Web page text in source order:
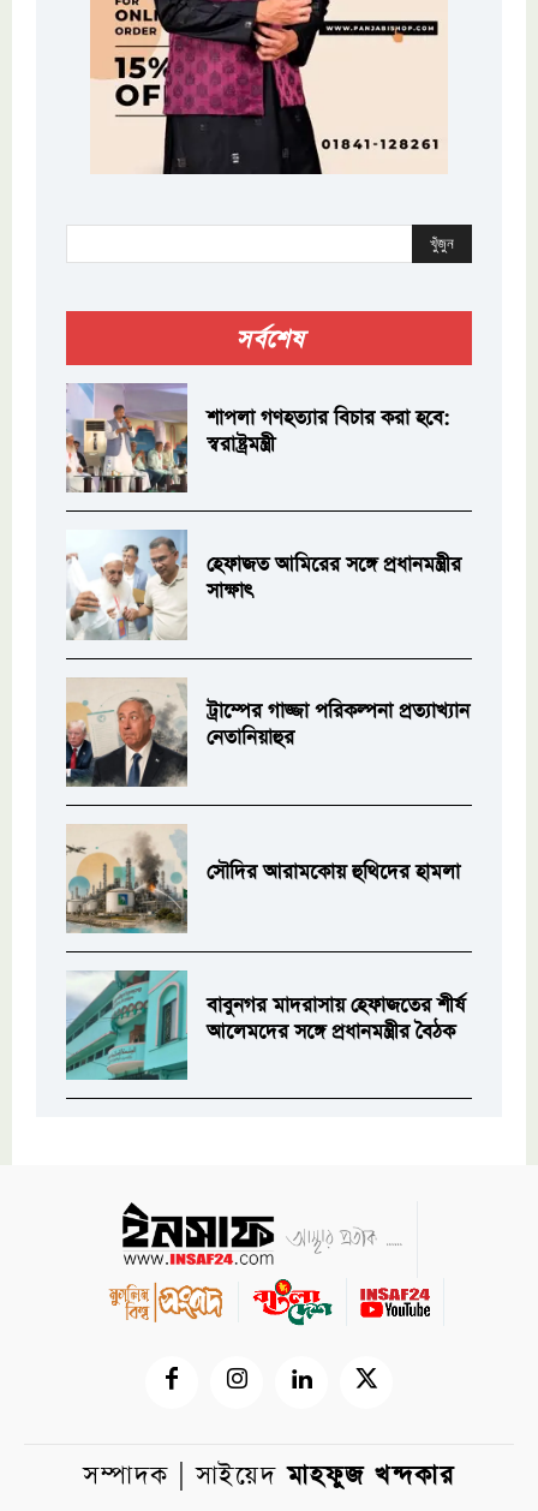
খুঁজুন
সর্বশেষ
শাপলা গণহত্যার বিচার করা হবে:
স্বরাষ্ট্রমন্ত্রী
হেফাজত আমিরের সঙ্গে প্রধানমন্ত্রীর
সাক্ষাৎ
ট্রাম্পের গাজ্জা পরিকল্পনা প্রত্যাখ্যান
নেতানিয়াহুর
সৌদির আরামকোয় হুথিদের হামলা
বাবুনগর মাদরাসায় হেফাজতের শীর্ষ
আলেমদের সঙ্গে প্রধানমন্ত্রীর বৈঠক
সম্পাদক | সাইয়েদমাহফুজ খন্দকার